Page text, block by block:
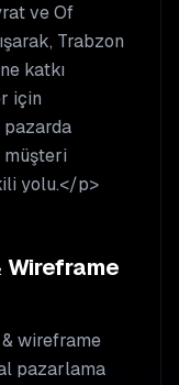
ve Of
Trabzon
katkı
için
müşteri
yolu.</p>
wireframe
pazarlama